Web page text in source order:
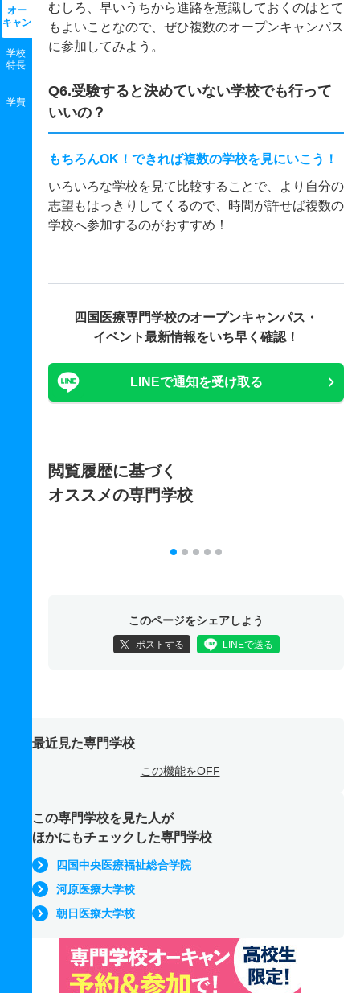
オー
キャン
学校
特長
学費
むしろ、早いうちから進路を意識しておくのはとて
もよいことなので、ぜひ複数のオープンキャンパス
に参加してみよう。
Q6.受験すると決めていない学校でも行って
いいの？
もちろんOK！できれば複数の学校を見にいこう！
いろいろな学校を見て比較することで、より自分の
志望もはっきりしてくるので、時間が許せば複数の
学校へ参加するのがおすすめ！
四国医療専門学校のオープンキャンパス・
イベント最新情報をいち早く確認！
LINEで通知を受け取る
閲覧履歴に基づく
オススメの専門学校
このページをシェアしよう
ポストする LINEで送る
最近見た専門学校
この機能をOFF
この専門学校を見た人が
ほかにもチェックした専門学校
四国中央医療福祉総合学院
河原医療大学校
朝日医療大学校